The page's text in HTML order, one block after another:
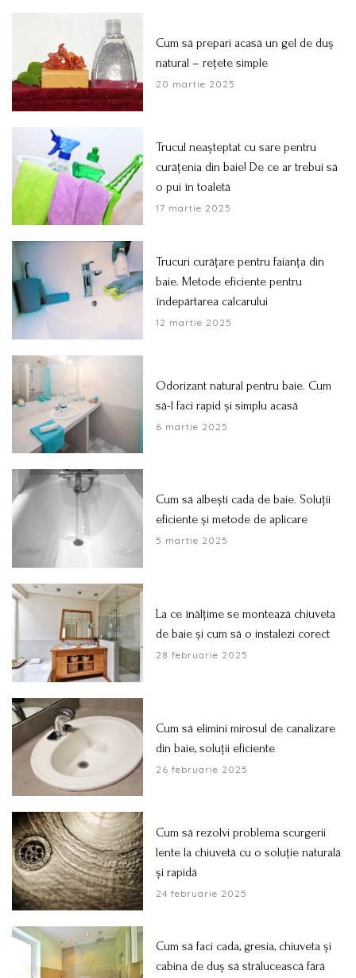
Cum să prepari acasă un gel de duș
natural – rețete simple
20 martie 2025
Trucul neașteptat cu sare pentru
curățenia din baie! De ce ar trebui să
o pui în toaletă
17 martie 2025
Trucuri curățare pentru faianța din
baie. Metode eficiente pentru
îndepărtarea calcarului
12 martie 2025
Odorizant natural pentru baie. Cum
să-l faci rapid și simplu acasă
6 martie 2025
Cum să albești cada de baie. Soluții
eficiente și metode de aplicare
5 martie 2025
La ce înălțime se montează chiuveta
de baie și cum să o instalezi corect
28 februarie 2025
Cum să elimini mirosul de canalizare
din baie, soluții eficiente
26 februarie 2025
Cum să rezolvi problema scurgerii
lente la chiuvetă cu o soluție naturală
și rapidă
24 februarie 2025
Cum să faci cada, gresia, chiuveta și
cabina de duș să strălucească fără